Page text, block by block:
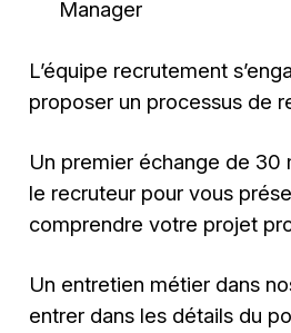
Manager
L’équipe recrutement
proposer un processus de
Un premier échange de 30
le recruteur pour vous
comprendre votre projet
Un entretien métier dans
entrer dans les détails du